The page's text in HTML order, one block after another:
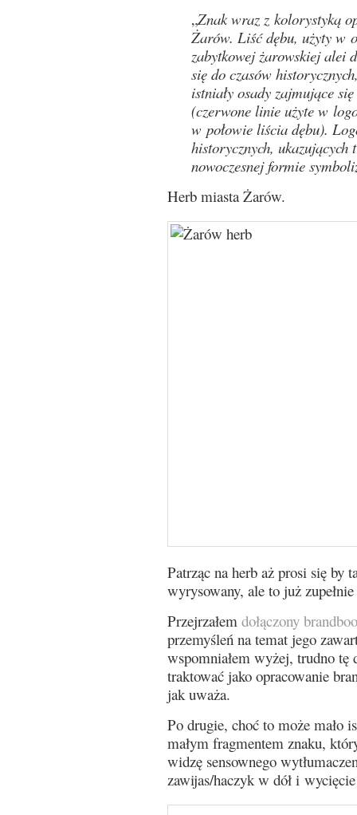
„Znak wraz z kolorystyką
Żarów. Liść dębu, użyty w
zabytkowej żarowskiej alei
się do czasów
istniały osady zajmujące
(czerwone linie użyte w
w połowie liścia dębu).
historycznych,
nowoczesnej formie
Herb miasta Żarów.
Patrząc na herb aż prosi się by
wyrysowany, ale to już
Przejrzałem dołączony
przemyśleń na temat jego
wspomniałem wyżej, trudno tę
traktować jako opracowanie
jak uważa.
Po drugie, choć to może mało
małym fragmentem znaku,
widzę sensownego
zawijas/haczyk w dół i